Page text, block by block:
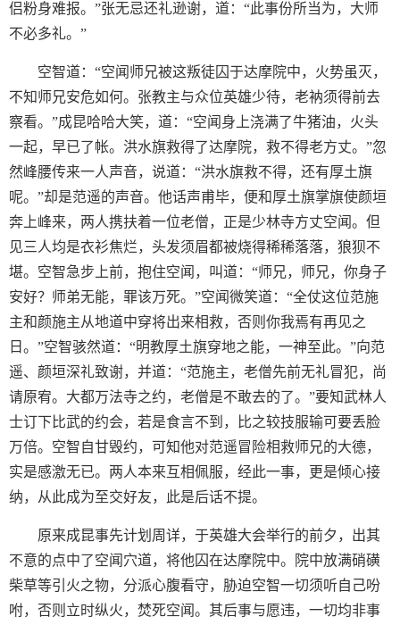
侣粉身难报。”张无忌还礼逊谢，道：“此事份所当为，大师
不必多礼。”
空智道：“空闻师兄被这叛徒囚于达摩院中，火势虽灭，
不知师兄安危如何。张教主与众位英雄少待，老衲须得前去
察看。”成昆哈哈大笑，道：“空闻身上浇满了牛猪油，火头
一起，早已了帐。洪水旗救得了达摩院，救不得老方丈。”忽
然峰腰传来一人声音，说道：“洪水旗救不得，还有厚土旗
呢。”却是范遥的声音。他话声甫毕，便和厚土旗掌旗使颜垣
奔上峰来，两人携扶着一位老僧，正是少林寺方丈空闻。但
见三人均是衣衫焦烂，头发须眉都被烧得稀稀落落，狼狈不
堪。空智急步上前，抱住空闻，叫道：“师兄，师兄，你身子
安好？师弟无能，罪该万死。”空闻微笑道：“全仗这位范施
主和颜施主从地道中穿将出来相救，否则你我焉有再见之
日。”空智骇然道：“明教厚土旗穿地之能，一神至此。”向范
遥、颜垣深礼致谢，并道：“范施主，老僧先前无礼冒犯，尚
请原宥。大都万法寺之约，老僧是不敢去的了。”要知武林人
士订下比武的约会，若是食言不到，比之较技服输可要丢脸
万倍。空智自甘毁约，可知他对范遥冒险相救师兄的大德，
实是感激无已。两人本来互相佩服，经此一事，更是倾心接
纳，从此成为至交好友，此是后话不提。
原来成昆事先计划周详，于英雄大会举行的前夕，出其
不意的点中了空闻穴道，将他囚在达摩院中。院中放满硝磺
柴草等引火之物，分派心腹看守，胁迫空智一切须听自己吩
咐，否则立时纵火，焚死空闻。其后事与愿违，一切均非事